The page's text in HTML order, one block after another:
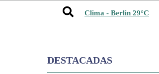
Clima - Berlin 29°C
DESTACADAS